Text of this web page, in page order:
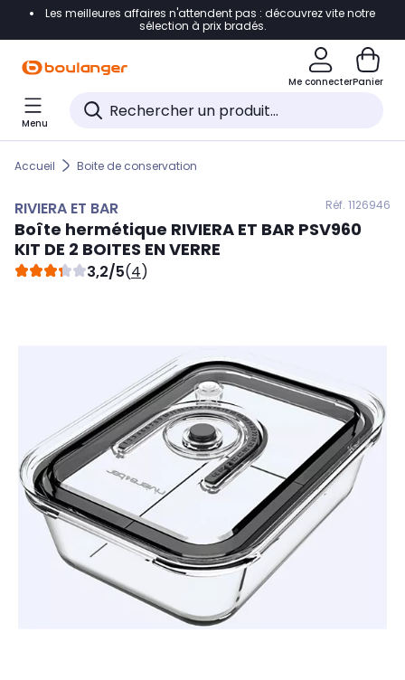
Accéder directement à la navigation
Accéder directement au pied de page
Accéder directement au chatbot
Les meilleures affaires n'attendent pas : découvrez vite notre
sélection à prix bradés.
Me connecterPanier
Menu
Accueil Boite de conservation
RIVIERA ET BAR Réf. 1126946
Boîte hermétique RIVIERA ET BAR PSV960
KIT DE 2 BOITES EN VERRE
3,2/5(4)